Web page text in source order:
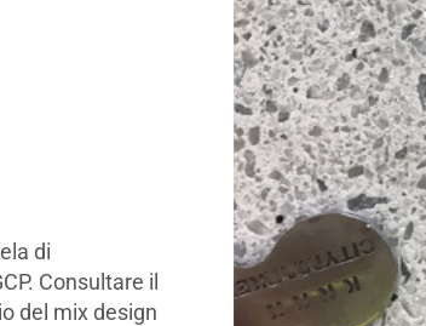
di
Consultare il
del mix design